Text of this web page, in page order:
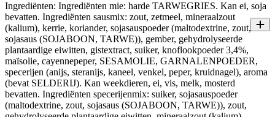
Ingrediënten: Ingrediënten mie: harde TARWEGRIES. Kan ei, soja
bevatten. Ingrediënten sausmix: zout, zetmeel, mineraalzout
(kalium), kerrie, koriander, sojasauspoeder (maltodextrine, zout,
sojasaus (SOJABOON, TARWE)), gember, gehydrolyseerde
plantaardige eiwitten, gist­extract, suiker, knoflookpoeder 3,4%,
maïsolie, cayennepeper, SESAMOLIE, GARNALENPOEDER,
specerijen (anijs, steranijs, kaneel, venkel, peper, kruidnagel), aroma
(bevat SELDERIJ). Kan weekdieren, ei, vis, melk, mosterd
bevatten. Ingrediënten specerijenmix: suiker, sojasauspoeder
(maltodextrine, zout, sojasaus (SOJABOON, TARWE)), zout,